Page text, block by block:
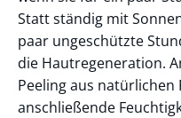
Statt ständig mit
paar ungeschützte
die Hautregeneration.
Peeling aus natürlichen
anschließende